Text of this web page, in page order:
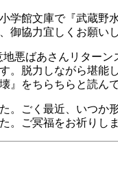
館文庫で『武蔵野
御協力宜しくお願い
悪ばあさんリターン
。脱力しながら堪能
壊』をちらちらと読
。ごく最近、いつ
。ご冥福をお祈りしま